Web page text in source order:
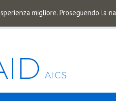
migliore. Proseguendo la